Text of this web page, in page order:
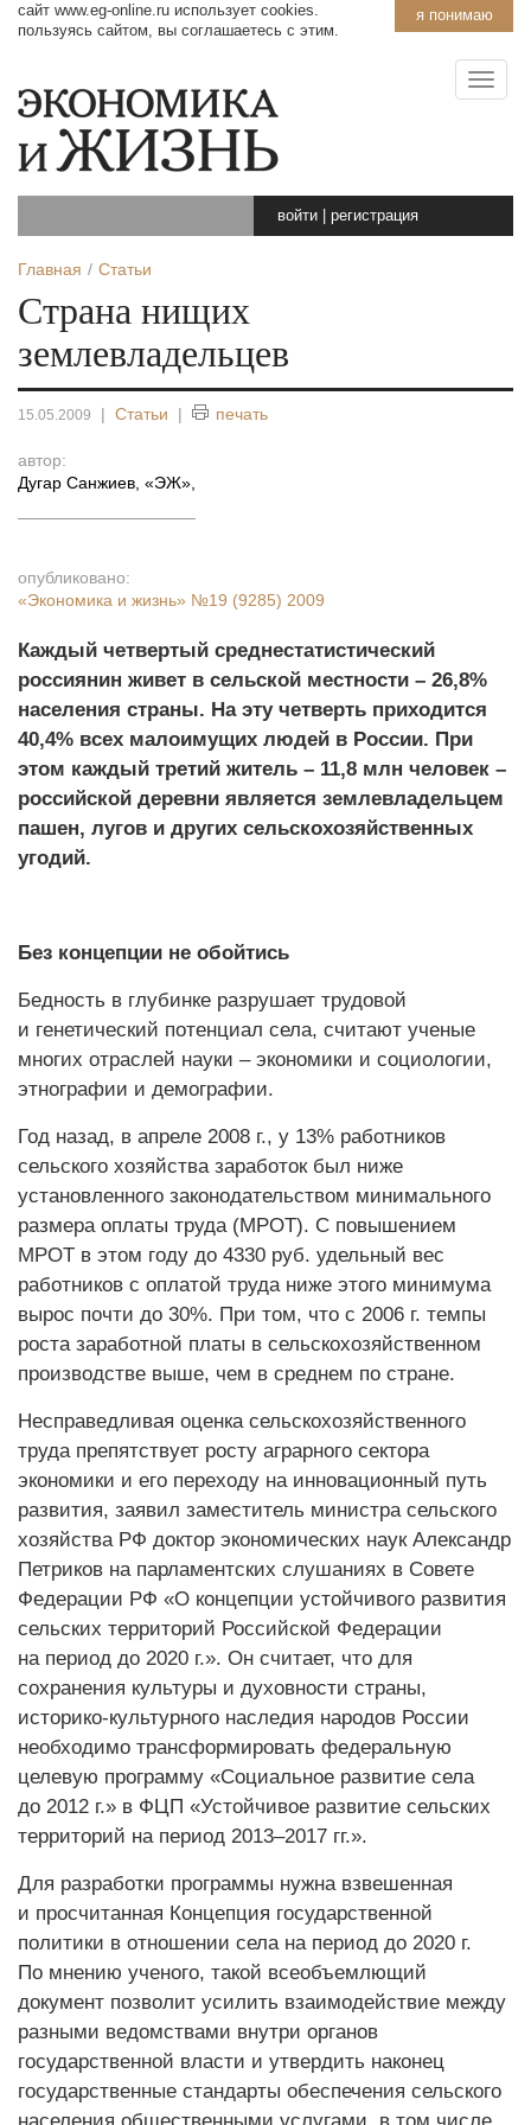
я понимаю
сайт www.eg-online.ru использует cookies.
пользуясь сайтом, вы соглашаетесь с этим.
войти регистрация
Главная Статьи
Страна нищих
землевладельцев
15.05.2009 | Статьи | печать
автор:
Дугар Санжиев, «ЭЖ»
опубликовано:
«Экономика и жизнь» №19 (9285) 2009
Каждый четвертый среднестатистический
россиянин живет в сельской местности – 26,8%
населения страны. На эту четверть приходится
40,4% всех малоимущих людей в России. При
этом каждый третий житель – 11,8 млн человек –
российской деревни является землевладельцем
пашен, лугов и других сельскохозяйственных
угодий.
Без концепции не обойтись
Бедность в глубинке разрушает трудовой
и генетический потенциал села, считают ученые
многих отраслей науки – экономики и социологии,
этнографии и демографии.
Год назад, в апреле 2008 г., у 13% работников
сельского хозяйства заработок был ниже
установленного законодательством минимального
размера оплаты труда (МРОТ). С повышением
МРОТ в этом году до 4330 руб. удельный вес
работников с оплатой труда ниже этого минимума
вырос почти до 30%. При том, что с 2006 г. темпы
роста заработной платы в сельскохозяйственном
производстве выше, чем в среднем по стране.
Несправедливая оценка сельскохозяйственного
труда препятствует росту аграрного сектора
экономики и его переходу на инновационный путь
развития, заявил заместитель министра сельского
хозяйства РФ доктор экономических наук Александр
Петриков на парламентских слушаниях в Совете
Федерации РФ «О концепции устойчивого развития
сельских территорий Российской Федерации
на период до 2020 г.». Он считает, что для
сохранения культуры и духовности страны,
историко-культурного наследия народов России
необходимо трансформировать федеральную
целевую программу «Социальное развитие села
до 2012 г.» в ФЦП «Устойчивое развитие сельских
территорий на период 2013–2017 гг.».
Для разработки программы нужна взвешенная
и просчитанная Концепция государственной
политики в отношении села на период до 2020 г.
По мнению ученого, такой всеобъемлющий
документ позволит усилить взаимодействие между
разными ведомствами внутри органов
государственной власти и утвердить наконец
государственные стандарты обеспечения сельского